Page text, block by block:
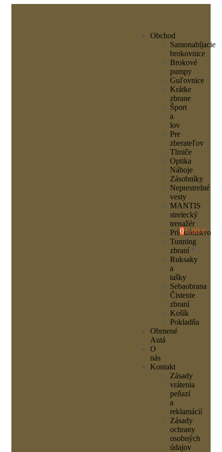
Obchod
Samonabíjacie
brokovnice
Brokové
pumpy
Guľovnice
Krátke
zbrane
Šport
a
lov
Pre
zberateľov
Tlmiče
Optika
Náboje
Zásobníky
Neprestrelné
vesty
MANTIS
strelecký
trenažér
Príslušenstvo
Tunning
zbraní
Ruksaky
a
tašky
Sebaobrana
Čistenie
zbraní
Košík
Pokladňa
Obrnené
Autá
O
nás
Kontakt
Zásady
vrátenia
peňazí
a
reklamácií
Zásady
ochrany
osobných
údajov
0 0,00 €